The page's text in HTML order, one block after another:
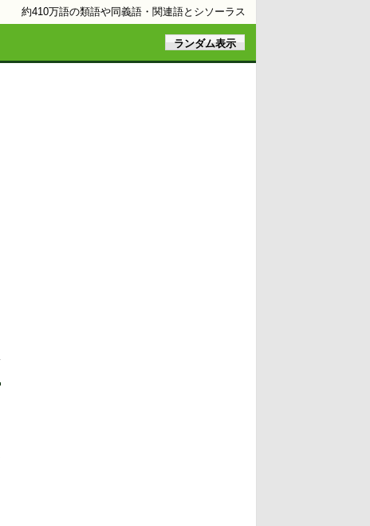
約410万語の類語や同義語・関連語とシソーラス